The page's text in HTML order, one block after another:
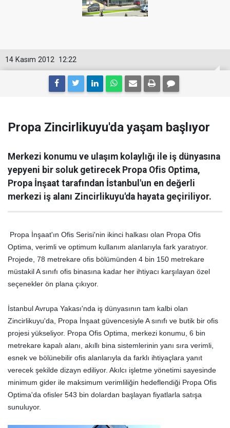
12:22
14 Kasım 2012
Propa Zincirlikuyu'da yaşam başlıyor
Merkezi konumu ve ulaşım kolaylığı ile iş dünyasına
yepyeni bir soluk getirecek Propa Ofis Optima,
Propa İnşaat tarafından İstanbul'un en değerli
merkezi iş alanı Zincirlikuyu'da hayata geçiriliyor.
Propa İnşaat'ın Ofis Serisi'nin ikinci halkası olan Propa Ofis
Optima, verimli ve optimum kullanım alanlarıyla fark yaratıyor.
Projede, 78 metrekare ofis bölümünden 4 bin 150 metrekare
müstakil A sınıfı ofis binasına kadar her ihtiyacı karşılayan özel
seçenekler ön plana çıkıyor.
İstanbul Avrupa Yakası'nda iş dünyasının tam kalbi olan
Zincirlikuyu'da, Propa İnşaat güvencesiyle A sınıfı ve butik bir ofis
projesi yükseliyor. Propa Ofis Optima, merkezi konumu, 6 bin
metrekare kapalı alanı, akıllı bina sistemlerinin yanı sıra verimli,
esnek ve bölünebilir ofis alanlarıyla da farklı ihtiyaçlara yanıt
verecek şekilde dizayn ediliyor. Akılcı işletme yönetimi sayesinde
minimum gider ile maksimum verimliliğin hedeflendiği Propa Ofis
Optima'da ofisler 543 bin dolardan başlayan fiyatlarla satışa
sunuluyor.